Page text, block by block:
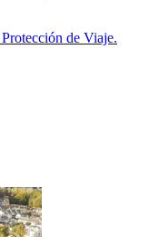
de Viaje.